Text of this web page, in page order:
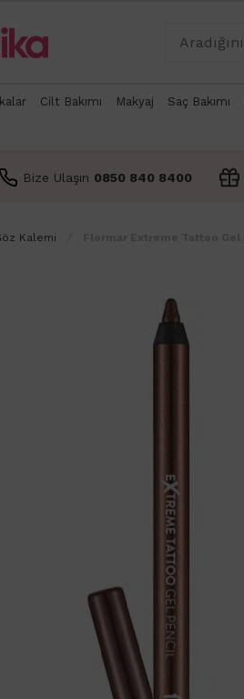
Cilt Bakımı Makyaj Saç Bakımı
Bize Ulaşın 0850 840 8400
Kalemi